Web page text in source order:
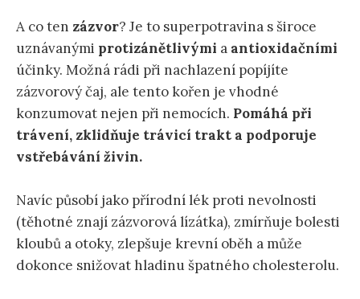
A co ten zázvor? Je to superpotravina s široce
uznávanými protizánětlivými a antioxidačními
účinky. Možná rádi při nachlazení popíjíte
zázvorový čaj, ale tento kořen je vhodné
konzumovat nejen při nemocích. Pomáhá při
trávení, zklidňuje trávicí trakt a podporuje
vstřebávání živin.
Navíc působí jako přírodní lék proti nevolnosti
(těhotné znají zázvorová lízátka), zmírňuje bolesti
kloubů a otoky, zlepšuje krevní oběh a může
dokonce snižovat hladinu špatného cholesterolu.